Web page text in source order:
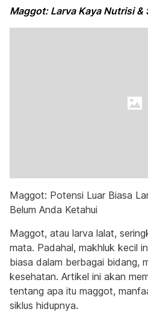
Maggot: Larva Kaya Nutrisi &
Maggot: Potensi Luar Biasa
Belum Anda Ketahui
Maggot, atau larva lalat,
mata. Padahal, makhluk kecil
biasa dalam berbagai bidang,
kesehatan. Artikel ini akan
tentang apa itu maggot,
siklus hidupnya.